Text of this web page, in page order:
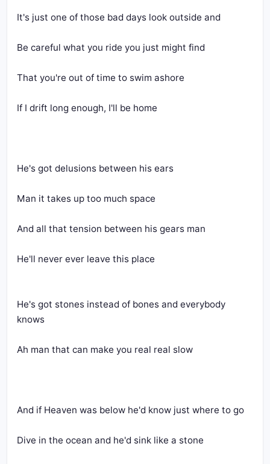
It's just one of those bad days look outside and
Be careful what you ride you just might find
That you're out of time to swim ashore
If I drift long enough, I'll be home
He's got delusions between his ears
Man it takes up too much space
And all that tension between his gears man
He'll never ever leave this place
He's got stones instead of bones and everybody
knows
Ah man that can make you real real slow
And if Heaven was below he'd know just where to go
Dive in the ocean and he'd sink like a stone